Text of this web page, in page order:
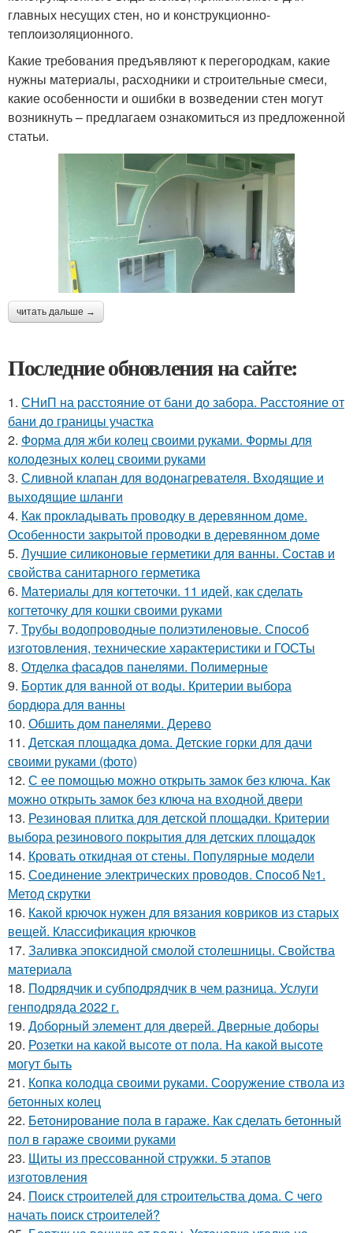
главных несущих стен, но и конструкционно-
теплоизоляционного.
Какие требования предъявляют к перегородкам, какие
нужны материалы, расходники и строительные смеси,
какие особенности и ошибки в возведении стен могут
возникнуть – предлагаем ознакомиться из предложенной
статьи.
читать дальше →
Последние обновления на сайте:
1. СНиП на расстояние от бани до забора. Расстояние от
бани до границы участка
2. Форма для жби колец своими руками. Формы для
колодезных колец своими руками
3. Сливной клапан для водонагревателя. Входящие и
выходящие шланги
4. Как прокладывать проводку в деревянном доме.
Особенности закрытой проводки в деревянном доме
5. Лучшие силиконовые герметики для ванны. Состав и
свойства санитарного герметика
6. Материалы для когтеточки. 11 идей, как сделать
когтеточку для кошки своими руками
7. Трубы водопроводные полиэтиленовые. Способ
изготовления, технические характеристики и ГОСТы
8. Отделка фасадов панелями. Полимерные
9. Бортик для ванной от воды. Критерии выбора
бордюра для ванны
10. Обшить дом панелями. Дерево
11. Детская площадка дома. Детские горки для дачи
своими руками (фото)
12. С ее помощью можно открыть замок без ключа. Как
можно открыть замок без ключа на входной двери
13. Резиновая плитка для детской площадки. Критерии
выбора резинового покрытия для детских площадок
14. Кровать откидная от стены. Популярные модели
15. Соединение электрических проводов. Способ №1.
Метод скрутки
16. Какой крючок нужен для вязания ковриков из старых
вещей. Классификация крючков
17. Заливка эпоксидной смолой столешницы. Свойства
материала
18. Подрядчик и субподрядчик в чем разница. Услуги
генподряда 2022 г.
19. Доборный элемент для дверей. Дверные доборы
20. Розетки на какой высоте от пола. На какой высоте
могут быть
21. Копка колодца своими руками. Сооружение ствола из
бетонных колец
22. Бетонирование пола в гараже. Как сделать бетонный
пол в гараже своими руками
23. Щиты из прессованной стружки. 5 этапов
изготовления
24. Поиск строителей для строительства дома. С чего
начать поиск строителей?